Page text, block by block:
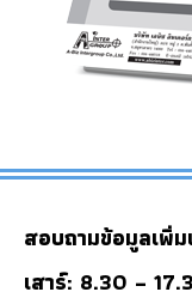
สอบถามข้อมูลเพิ่
เสาร์: 8.30 –